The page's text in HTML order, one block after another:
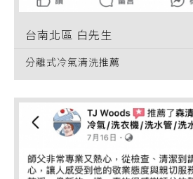
台南北區 白先生
分離式冷氣清洗推薦